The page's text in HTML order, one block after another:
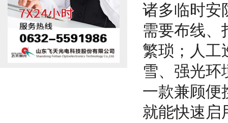
诸多临时安
需要布线、
繁琐；人工
雪、强光环
一款兼顾便
就能快速启